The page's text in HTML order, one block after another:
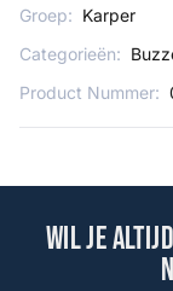
Groep: Karper
Categorieën:
Product Nummer:
Wil je altijd